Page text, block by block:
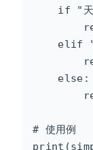
if "
elif
    else:
# 使用例